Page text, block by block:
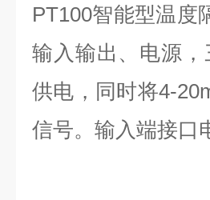
PT100智能型温度
输入输出、电源
供电，同时将4-
信号。输入端接口